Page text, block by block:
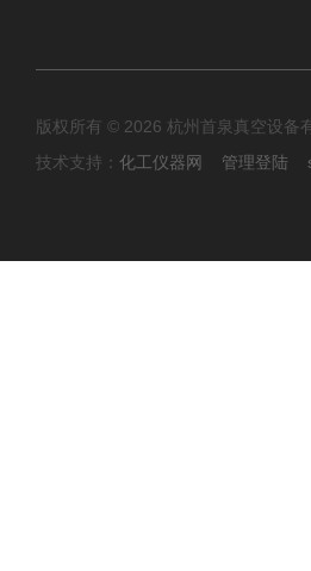
版权所有 © 2026 杭州首泉真空设备
技术支持： 化工仪器网 管理登陆